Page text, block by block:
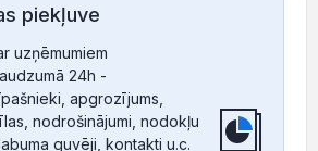
piekļuve
uzņēmumiem
24h -
apgrozījums,
nodrošinājumi, nodokļu
guvēji, kontakti u.c.